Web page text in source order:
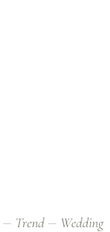
Trend Wedding